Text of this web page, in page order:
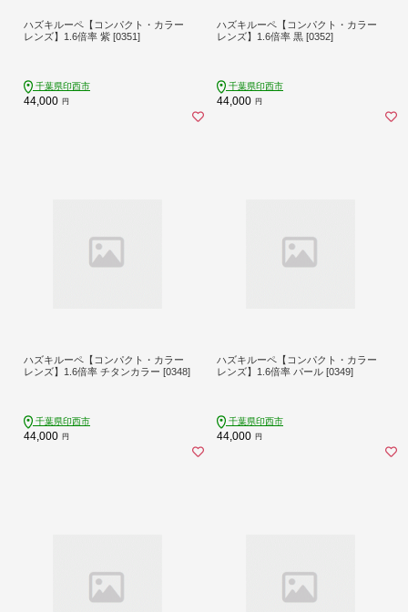
ハズキルーペ【コンパクト・カラー
レンズ】1.6倍率 紫 [0351]
千葉県印西市
44,000 円
ハズキルーペ【コンパクト・カラー
レンズ】1.6倍率 黒 [0352]
千葉県印西市
44,000 円
ハズキルーペ【コンパクト・カラー
レンズ】1.6倍率 チタンカラー [0348]
千葉県印西市
44,000 円
ハズキルーペ【コンパクト・カラー
レンズ】1.6倍率 パール [0349]
千葉県印西市
44,000 円